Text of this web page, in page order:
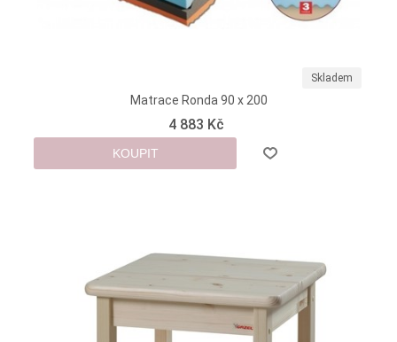
Skladem
Matrace Ronda 90 x 200
4 883 Kč
KOUPIT